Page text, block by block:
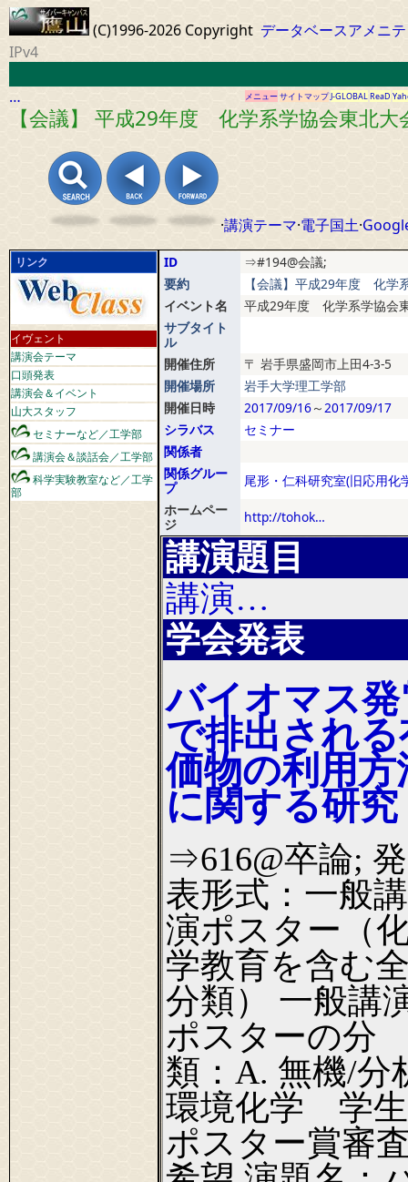
(C)1996-2026 Copyright データベースアメニ
IPv4
… メニューサイトマップJ-GLOBALReaD
【会議】 平成29年度 化学系学協会東北大
·講演テーマ·電子国土·
リンク
イヴェント
講演会テーマ
口頭発表
講演会＆イベント
山大スタッフ
セミナーなど／工学部
講演会＆談話会／工学部
科学実験教室など／工学
部
ID
⇒#194@会議;
要約
【会議】平成29年度 化学
イベント名
平成29年度 化学系学協会
サブタイト
ル
開催住所
〒 岩手県盛岡市上田4-3-5
開催場所
岩手大学理工学部
開催日時
2017/09/16～2017/09/17
シラバス
セミナー
関係者
関係グルー
プ
尾形・仁科研究室(旧応用化
ホームペー
ジ
http://tohok…
講演題目
講演…
学会発表
バイオマス発
で排出される
価物の利用方
に関する研究
⇒616@卒論; 発
表形式：一般講
演ポスター（
学教育を含む
分類） 一般講
ポスターの分
類：A. 無機/分
環境化学 学生
ポスター賞審